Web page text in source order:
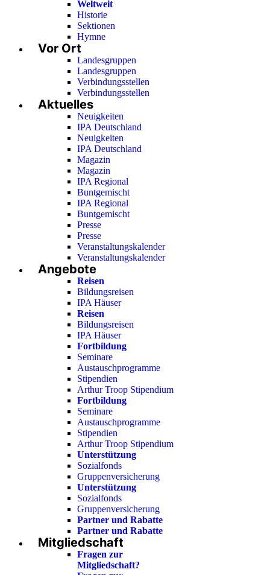
Weltweit
Historie
Sektionen
Hymne
Vor Ort
Landesgruppen
Landesgruppen
Verbindungsstellen
Verbindungsstellen
Aktuelles
Neuigkeiten
IPA Deutschland
Neuigkeiten
IPA Deutschland
Magazin
Magazin
IPA Regional
Buntgemischt
IPA Regional
Buntgemischt
Presse
Presse
Veranstaltungskalender
Veranstaltungskalender
Angebote
Reisen
Bildungsreisen
IPA Häuser
Reisen
Bildungsreisen
IPA Häuser
Fortbildung
Seminare
Austauschprogramme
Stipendien
Arthur Troop Stipendium
Fortbildung
Seminare
Austauschprogramme
Stipendien
Arthur Troop Stipendium
Unterstützung
Sozialfonds
Gruppenversicherung
Unterstützung
Sozialfonds
Gruppenversicherung
Partner und Rabatte
Partner und Rabatte
Mitgliedschaft
Fragen zur
Mitgliedschaft?